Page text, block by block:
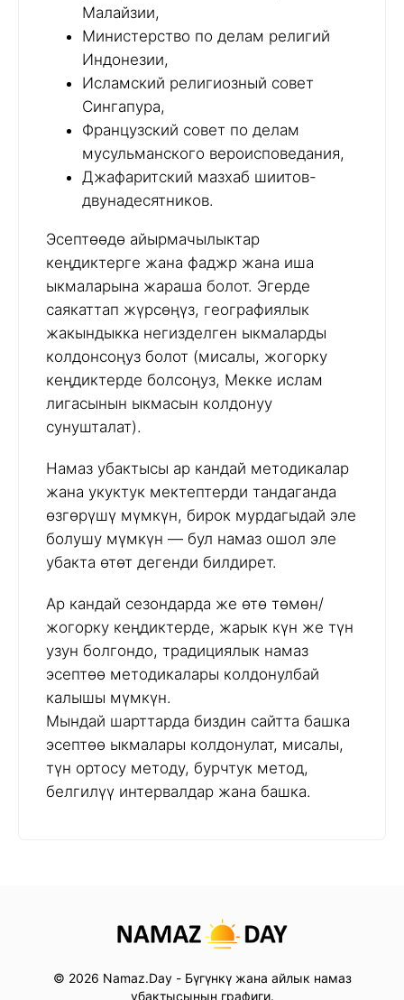
Малайзии,
Министерство по делам религий
Индонезии,
Исламский религиозный совет
Сингапура,
Французский совет по делам
мусульманского вероисповедания,
Джафаритский мазхаб шиитов-
двунадесятников.
Эсептөөдө айырмачылыктар
кеңдиктерге жана фаджр жана иша
ыкмаларына жараша болот. Эгерде
саякаттап жүрсөңүз, географиялык
жакындыкка негизделген ыкмаларды
колдонсоңуз болот (мисалы, жогорку
кеңдиктерде болсоңуз, Мекке ислам
лигасынын ыкмасын колдонуу
сунушталат).
Намаз убактысы ар кандай методикалар
жана укуктук мектептерди тандаганда
өзгөрүшү мүмкүн, бирок мурдагыдай эле
болушу мүмкүн — бул намаз ошол эле
убакта өтөт дегенди билдирет.
Ар кандай сезондарда же өтө төмөн/
жогорку кеңдиктерде, жарык күн же түн
узун болгондо, традициялык намаз
эсептөө методикалары колдонулбай
калышы мүмкүн.
Мындай шарттарда биздин сайтта башка
эсептөө ыкмалары колдонулат, мисалы,
түн ортосу методу, бурчтук метод,
белгилүү интервалдар жана башка.
© 2026 Namaz.Day - Бүгүнкү жана айлык намаз
убактысынын графиги.